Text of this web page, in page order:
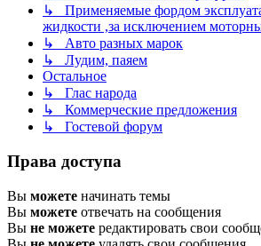
↳ Применяемые фордом
жидкости ,за исключением
↳ Авто разных марок
↳ Лудим, паяем
Остальное
↳ Глас народа
↳ Коммерческие предложения
↳ Гостевой форум
Права доступа
Вы можете начинать темы
Вы можете отвечать на сообщения
Вы не можете редактировать свои